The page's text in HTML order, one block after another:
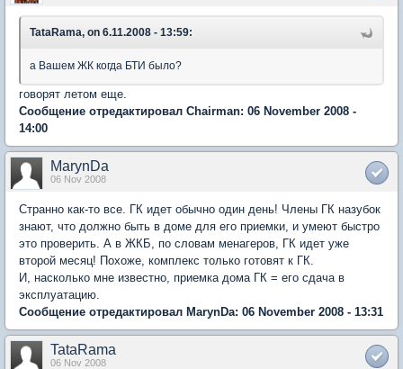
TataRama, on 6.11.2008 - 13:59:
а Вашем ЖК когда БТИ было?
говорят летом еще.
Сообщение отредактировал Chairman: 06 November 2008 -
14:00
MarynDa
06 Nov 2008
Странно как-то все. ГК идет обычно один день! Члены ГК назубок
знают, что должно быть в доме для его приемки, и умеют быстро
это проверить. А в ЖКБ, по словам менагеров, ГК идет уже
второй месяц! Похоже, комплекс только готовят к ГК.
И, насколько мне известно, приемка дома ГК = его сдача в
эксплуатацию.
Сообщение отредактировал MarynDa: 06 November 2008 - 13:31
TataRama
06 Nov 2008